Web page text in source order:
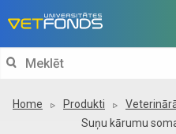
Search
Home Produkti
Suņu kārumu